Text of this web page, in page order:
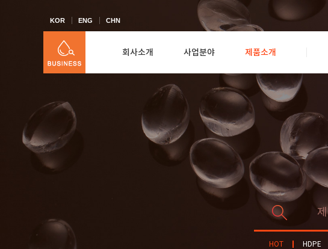
KOR ENG CHN
회사소개 사업분야 제품소개
HOT HDPE